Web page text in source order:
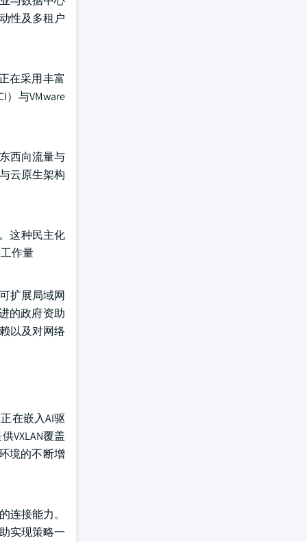
性及多租户
在采用丰富
）与VMware
西向流量与
云原生架构
这种民主化
作量
扩展局域网
的政府资助
以及对网络
在嵌入AI驱
VXLAN覆盖
境的不断增
连接能力。
实现策略一